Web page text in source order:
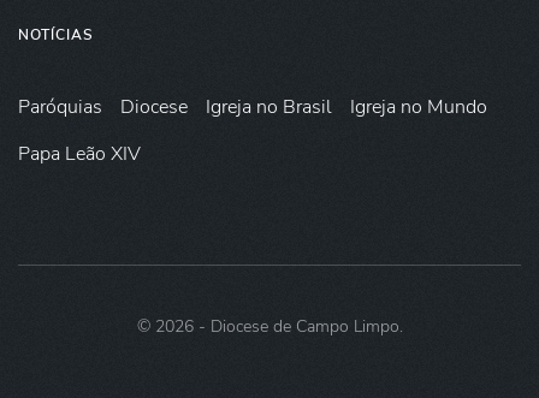
NOTÍCIAS
Paróquias Diocese Igreja no Brasil
Igreja no Mundo
Papa Leão XIV
© 2026- Diocese de Campo Limpo.